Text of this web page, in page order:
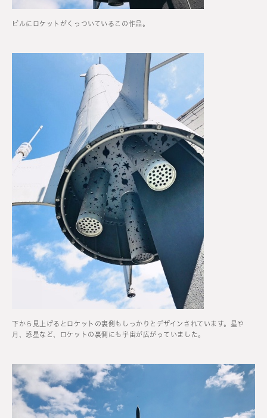
ビルにロケットがくっついているこの作品。
下から見上げるとロケットの裏側もしっかりとデザインされています。星や
月、惑星など、ロケットの裏側にも宇宙が広がっていました。